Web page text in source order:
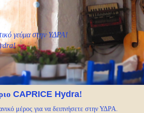
γεύμα στην ΥΔΡΑ!
CAPRICE Hydra!
μέρος για να δειπνήσετε στην ΥΔΡΑ.